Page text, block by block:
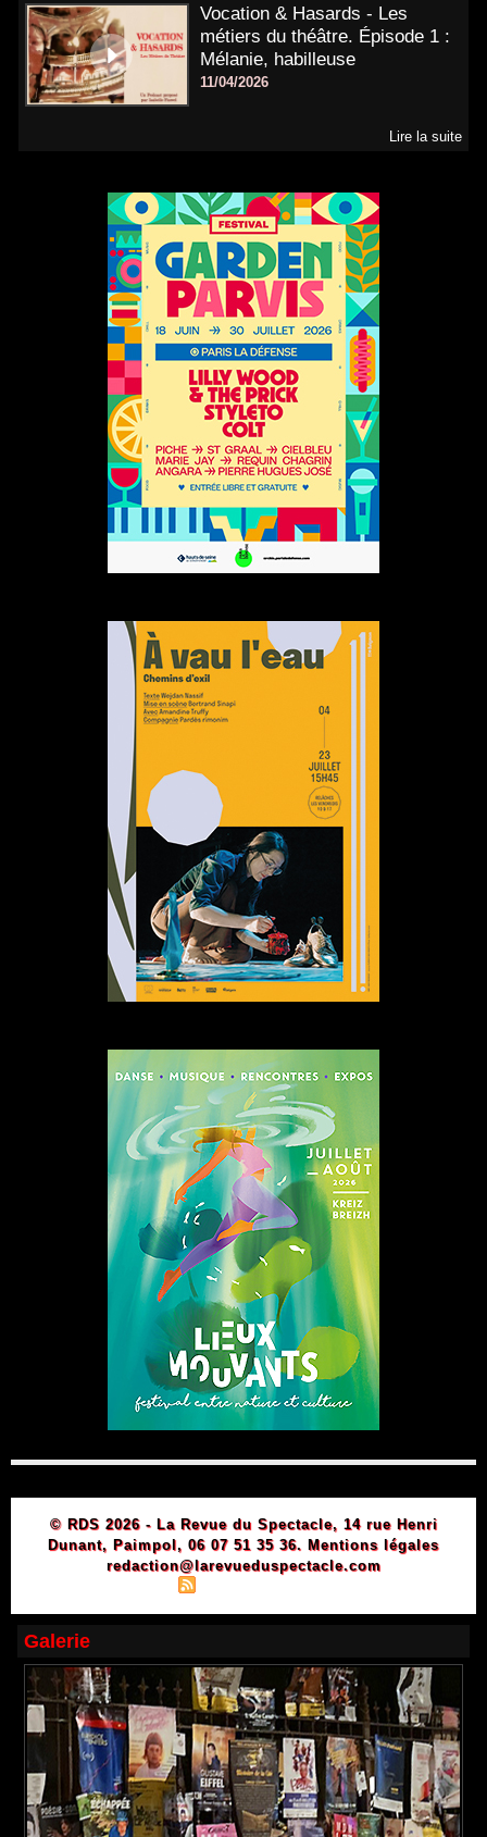
Vocation & Hasards - Les
métiers du théâtre. Épisode 1 :
Mélanie, habilleuse
11/04/2026
Lire la suite
© RDS 2026 - La Revue du Spectacle, 14 rue Henri
Dunant, Paimpol, 06 07 51 35 36. Mentions légales
redaction@larevueduspectacle.com
Galerie